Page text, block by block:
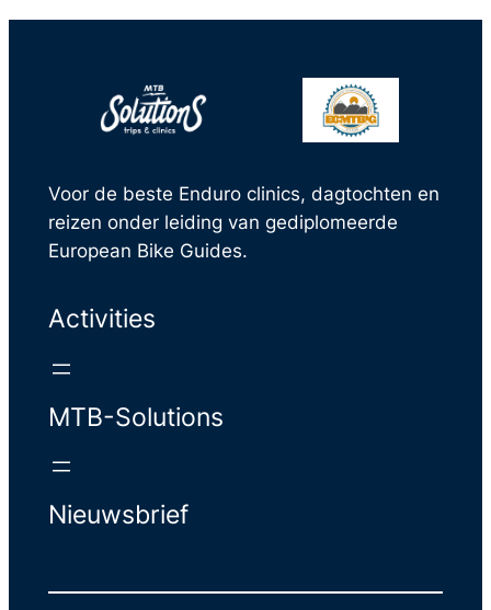
Voor de beste Enduro clinics, dagtochten en
reizen onder leiding van gediplomeerde
European Bike Guides.
Activities
MTB-Solutions
Nieuwsbrief